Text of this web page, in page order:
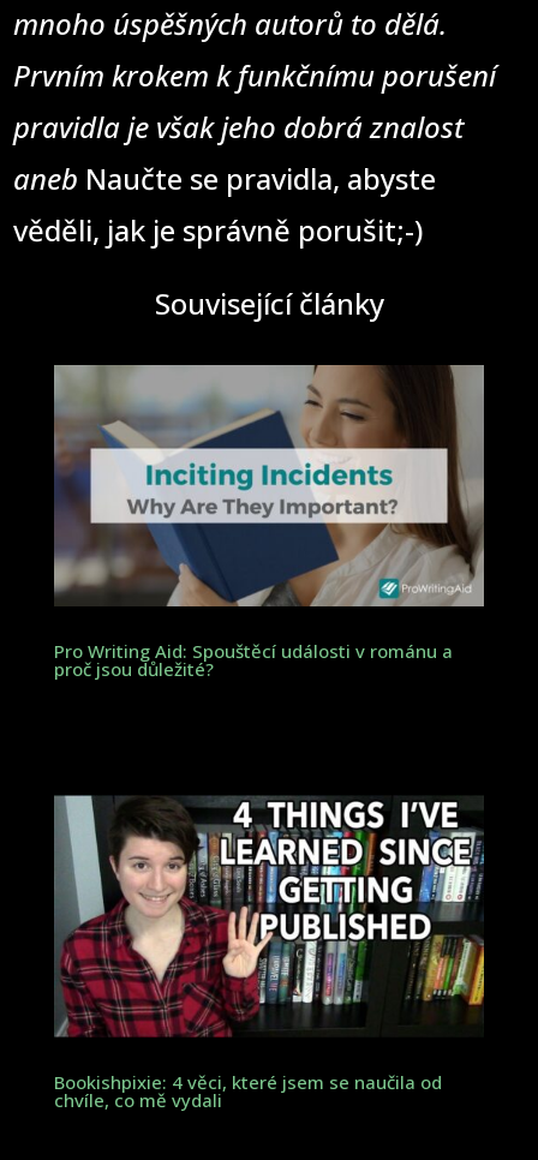
mnoho úspěšných autorů to dělá.
Prvním krokem k funkčnímu porušení
pravidla je však jeho dobrá znalost
aneb Naučte se pravidla, abyste
věděli, jak je správně porušit;-)
Související články
Pro Writing Aid: Spouštěcí události v románu a
proč jsou důležité?
Bookishpixie: 4 věci, které jsem se naučila od
chvíle, co mě vydali